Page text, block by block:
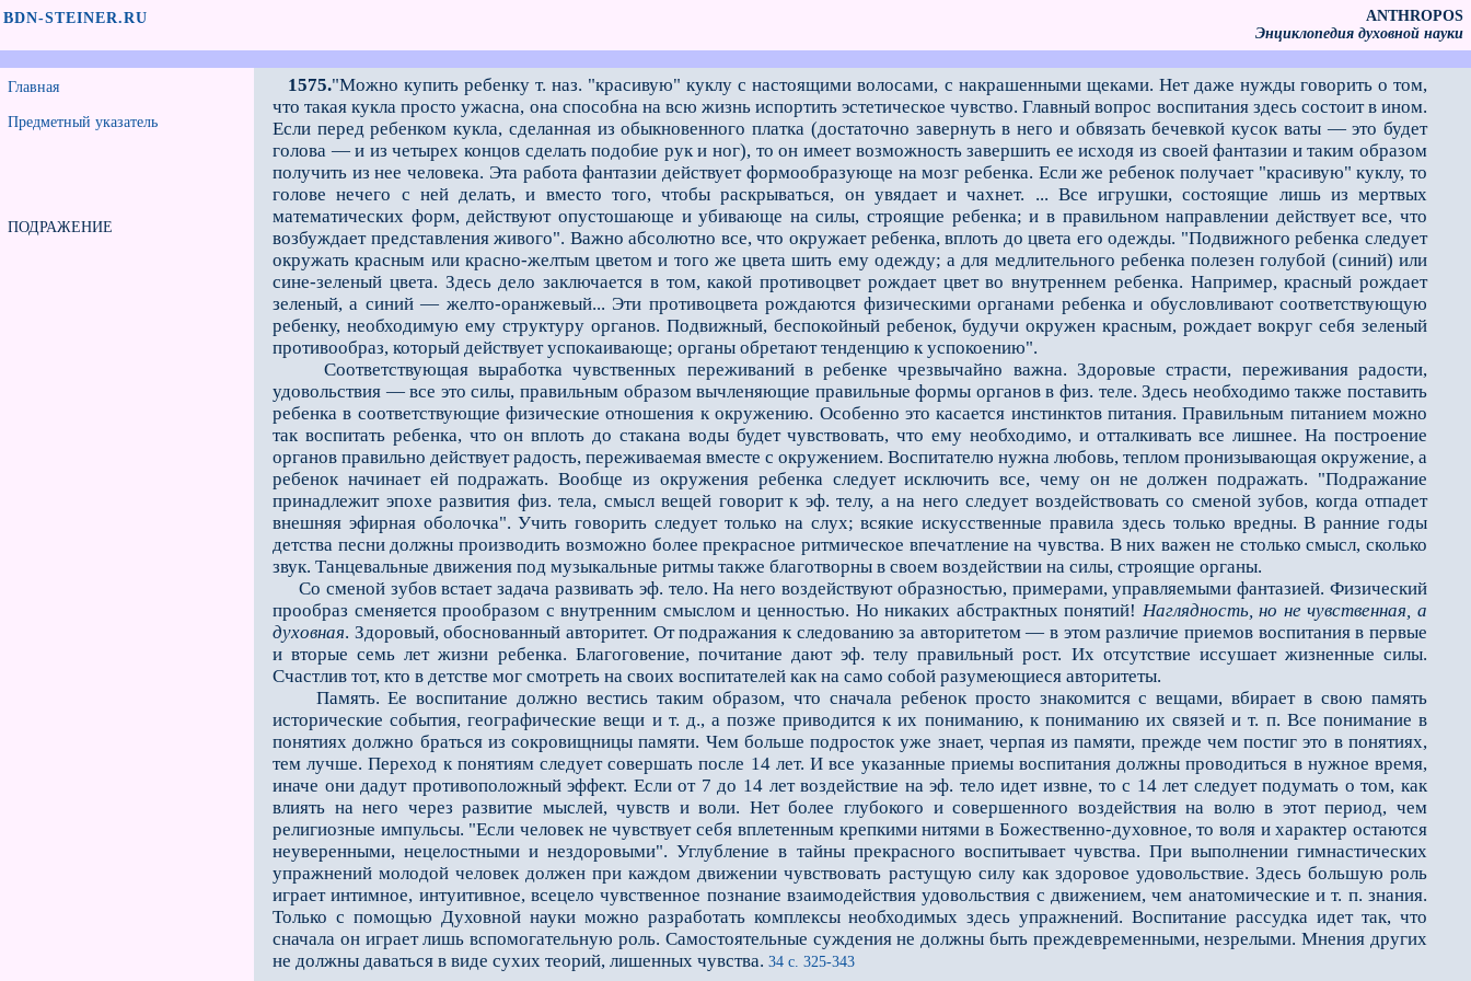
BDN-STEINER.RU
ANTHROPOS
Энциклопедия духовной науки
Главная
Предметный указатель
ПОДРАЖЕНИЕ
1575."Можно купить ребенку т. наз. "красивую" куклу с настоящими волосами, с накрашенными щеками. Нет даже нужды говорить о том,
что такая кукла просто ужасна, она способна на всю жизнь испортить эстетическое чувство. Главный вопрос воспитания здесь состоит в ином.
Если перед ребенком кукла, сделанная из обыкновенного платка (достаточно завернуть в него и обвязать бечевкой кусок ваты — это будет
голова — и из четырех концов сделать подобие рук и ног), то он имеет возможность завершить ее исходя из своей фантазии и таким образом
получить из нее человека. Эта работа фантазии действует формообразующе на мозг ребенка. Если же ребенок получает "красивую" куклу, то
голове нечего с ней делать, и вместо того, чтобы раскрываться, он увядает и чахнет. ... Все игрушки, состоящие лишь из мертвых
математических форм, действуют опустошающе и убивающе на силы, строящие ребенка; и в правильном направлении действует все, что
возбуждает представления живого". Важно абсолютно все, что окружает ребенка, вплоть до цвета его одежды. "Подвижного ребенка следует
окружать красным или красно-желтым цветом и того же цвета шить ему одежду; а для медлительного ребенка полезен голубой (синий) или
сине-зеленый цвета. Здесь дело заключается в том, какой противоцвет рождает цвет во внутреннем ребенка. Например, красный рождает
зеленый, а синий — желто-оранжевый... Эти противоцвета рождаются физическими органами ребенка и обусловливают соответствующую
ребенку, необходимую ему структуру органов. Подвижный, беспокойный ребенок, будучи окружен красным, рождает вокруг себя зеленый
противообраз, который действует успокаивающе; органы обретают тенденцию к успокоению".
Соответствующая выработка чувственных переживаний в ребенке чрезвычайно важна. Здоровые страсти, переживания радости,
удовольствия — все это силы, правильным образом вычленяющие правильные формы органов в физ. теле. Здесь необходимо также поставить
ребенка в соответствующие физические отношения к окружению. Особенно это касается инстинктов питания. Правильным питанием можно
так воспитать ребенка, что он вплоть до стакана воды будет чувствовать, что ему необходимо, и отталкивать все лишнее. На построение
органов правильно действует радость, переживаемая вместе с окружением. Воспитателю нужна любовь, теплом пронизывающая окружение, а
ребенок начинает ей подражать. Вообще из окружения ребенка следует исключить все, чему он не должен подражать. "Подражание
принадлежит эпохе развития физ. тела, смысл вещей говорит к эф. телу, а на него следует воздействовать со сменой зубов, когда отпадет
внешняя эфирная оболочка". Учить говорить следует только на слух; всякие искусственные правила здесь только вредны. В ранние годы
детства песни должны производить возможно более прекрасное ритмическое впечатление на чувства. В них важен не столько смысл, сколько
звук. Танцевальные движения под музыкальные ритмы также благотворны в своем воздействии на силы, строящие органы.
Со сменой зубов встает задача развивать эф. тело. На него воздействуют образностью, примерами, управляемыми фантазией. Физический
прообраз сменяется прообразом с внутренним смыслом и ценностью. Но никаких абстрактных понятий! Наглядность, но не чувственная, а
духовная. Здоровый, обоснованный авторитет. От подражания к следованию за авторитетом — в этом различие приемов воспитания в первые
и вторые семь лет жизни ребенка. Благоговение, почитание дают эф. телу правильный рост. Их отсутствие иссушает жизненные силы.
Счастлив тот, кто в детстве мог смотреть на своих воспитателей как на само собой разумеющиеся авторитеты.
Память. Ее воспитание должно вестись таким образом, что сначала ребенок просто знакомится с вещами, вбирает в свою память
исторические события, географические вещи и т. д., а позже приводится к их пониманию, к пониманию их связей и т. п. Все понимание в
понятиях должно браться из сокровищницы памяти. Чем больше подросток уже знает, черпая из памяти, прежде чем постиг это в понятиях,
тем лучше. Переход к понятиям следует совершать после 14 лет. И все указанные приемы воспитания должны проводиться в нужное время,
иначе они дадут противоположный эффект. Если от 7 до 14 лет воздействие на эф. тело идет извне, то с 14 лет следует подумать о том, как
влиять на него через развитие мыслей, чувств и воли. Нет более глубокого и совершенного воздействия на волю в этот период, чем
религиозные импульсы. "Если человек не чувствует себя вплетенным крепкими нитями в Божественно-духовное, то воля и характер остаются
неуверенными, нецелостными и нездоровыми". Углубление в тайны прекрасного воспитывает чувства. При выполнении гимнастических
упражнений молодой человек должен при каждом движении чувствовать растущую силу как здоровое удовольствие. Здесь большую роль
играет интимное, интуитивное, всецело чувственное познание взаимодействия удовольствия с движением, чем анатомические и т. п. знания.
Только с помощью Духовной науки можно разработать комплексы необходимых здесь упражнений. Воспитание рассудка идет так, что
сначала он играет лишь вспомогательную роль. Самостоятельные суждения не должны быть преждевременными, незрелыми. Мнения других
не должны даваться в виде сухих теорий, лишенных чувства. 34 с. 325-343